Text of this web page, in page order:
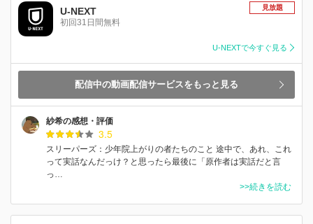
U-NEXT
初回31日間無料
見放題
U-NEXTで今すぐ見る
配信中の動画配信サービスをもっと見る
紗希の感想・評価
3.5
スリーパーズ：少年院上がりの者たちのこと 途中で、あれ、これ
って実話なんだっけ？と思ったら最後に「原作者は実話だと言
っ…
>>続きを読む